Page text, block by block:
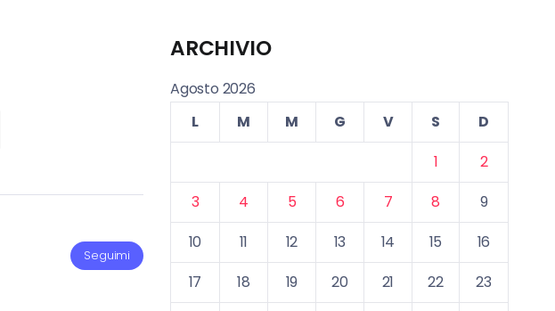
Seguimi
ARCHIVIO
Agosto 2026
L
M M G V S
D
1
2
3
4 5 6 7 8
9
10
11 12 13 14 15
16
17
18 19 20 21 22 23